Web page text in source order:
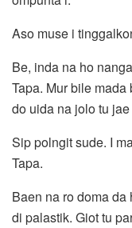
Aso muse i
Be, inda na ho
Tapa. Mur bile
do uida na jolo tu
Sip polngit sude. I
Tapa.
Baen na ro doma
di palastik. Giot tu